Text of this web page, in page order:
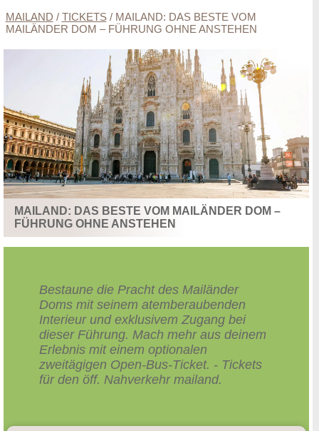
MAILAND / TICKETS/ MAILAND: DAS BESTE VOM
MAILÄNDER DOM – FÜHRUNG OHNE ANSTEHEN
MAILAND: DAS BESTE VOM MAILÄNDER DOM –
FÜHRUNG OHNE ANSTEHEN
Bestaune die Pracht des Mailänder
Doms mit seinem atemberaubenden
Interieur und exklusivem Zugang bei
dieser Führung. Mach mehr aus deinem
Erlebnis mit einem optionalen
zweitägigen Open-Bus-Ticket. - Tickets
für den öff. Nahverkehr mailand.